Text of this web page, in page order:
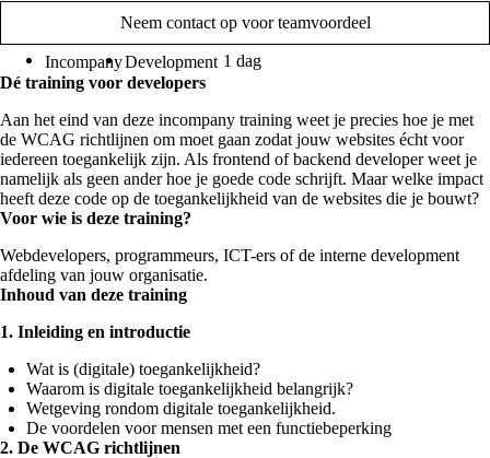
Neem contact op voor teamvoordeel
IncompanyDevelopment Tijdsduur
1 dag
Dé training voor developers
Aan het eind van deze incompany training weet je precies hoe je met
de WCAG richtlijnen om moet gaan zodat jouw websites écht voor
iedereen toegankelijk zijn. Als frontend of backend developer weet je
namelijk als geen ander hoe je goede code schrijft. Maar welke impact
heeft deze code op de toegankelijkheid van de websites die je bouwt?
Voor wie is deze training?
Webdevelopers, programmeurs, ICT-ers of de interne development
afdeling van jouw organisatie.
Inhoud van deze training
1. Inleiding en introductie
Wat is (digitale) toegankelijkheid?
Waarom is digitale toegankelijkheid belangrijk?
Wetgeving rondom digitale toegankelijkheid.
De voordelen voor mensen met een functiebeperking
2. De WCAG richtlijnen